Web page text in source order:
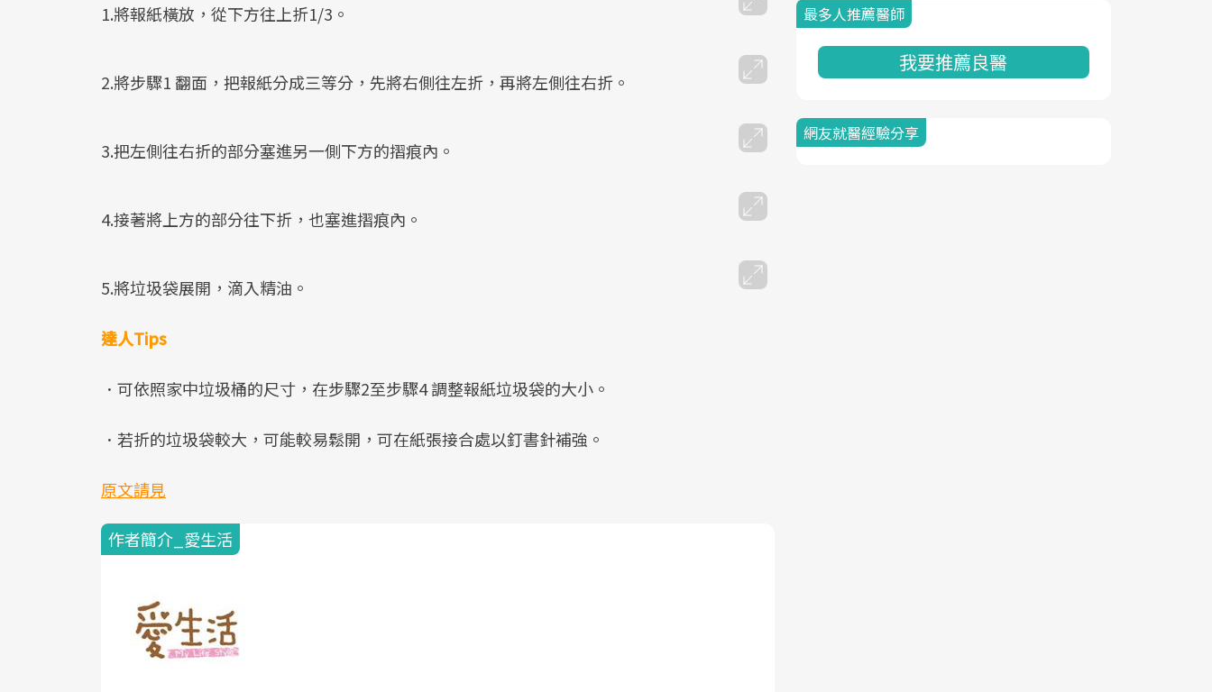
1.將報紙橫放，從下方往上折1/3。
2.將步驟1 翻面，把報紙分成三等分，先將右側往左折，再將左側往右折。
3.把左側往右折的部分塞進另一側下方的摺痕內。
4.接著將上方的部分往下折，也塞進摺痕內。
5.將垃圾袋展開，滴入精油。
達人Tips
．可依照家中垃圾桶的尺寸，在步驟2至步驟4 調整報紙垃圾袋的大小。
．若折的垃圾袋較大，可能較易鬆開，可在紙張接合處以釘書針補強。
原文請見
作者簡介_愛生活
最多人推薦醫師
我要推薦良醫
網友就醫經驗分享